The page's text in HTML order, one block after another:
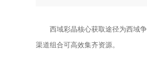
西域彩晶核心获取途径为西域
渠道组合可高效集齐资源。